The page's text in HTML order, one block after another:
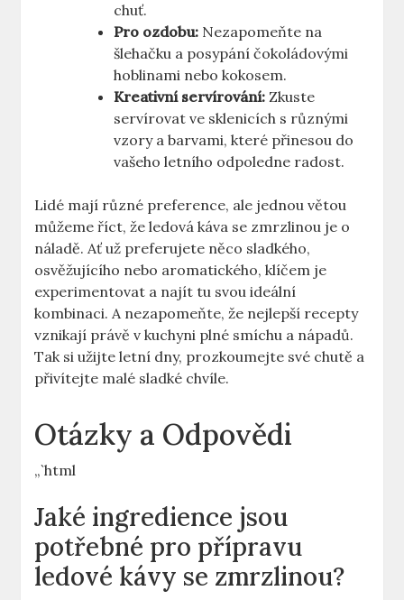
chuť.
Pro ozdobu: Nezapomeňte na
šlehačku a posypání čokoládovými
hoblinami nebo kokosem.
Kreativní servírování: Zkuste
servírovat ve sklenicích s různými
vzory ⁤a barvami, které přinesou do
vašeho letního odpoledne ‍radost.
Lidé mají různé preference, ‌ale jednou větou
můžeme říct, že ‌ledová káva se zmrzlinou‌ je o
náladě. Ať už‌ preferujete něco sladkého,
osvěžujícího nebo aromatického, klíčem je
experimentovat a ‌najít tu ⁤svou ‌ideální
⁣kombinaci. A⁤ nezapomeňte, že ‌nejlepší recepty
⁢vznikají právě v kuchyni ‌plné smíchu a nápadů.
Tak si užijte letní dny, prozkoumejte své chutě a
přivítejte malé sladké chvíle.
Otázky a Odpovědi
„`html
Jaké ingredience jsou
potřebné​ pro přípravu
ledové ‌kávy se zmrzlinou?